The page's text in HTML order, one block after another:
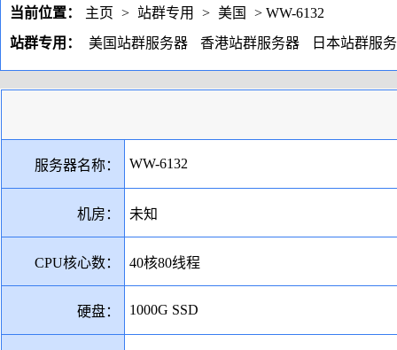
当前位置：
主页 > 站群专用 > 美国
> WW-6132
站群专用：
美国站群服务器 香港站群服务器 日本站群服
服务器名称： WW-6132
机房： 未知
CPU核心数： 40核80线程
硬盘： 1000G SSD